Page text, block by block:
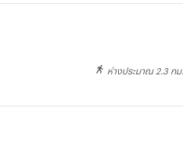
ห่างประมาณ 2.3 กม.